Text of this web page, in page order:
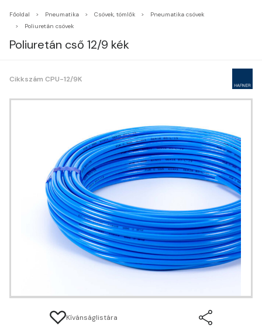
Főoldal Pneumatika Csövek, tömlők
Pneumatika csövek
Poliuretán csövek
Poliuretán cső 12/9 kék
Cikkszám CPU-12/9K
Kívánságlistára